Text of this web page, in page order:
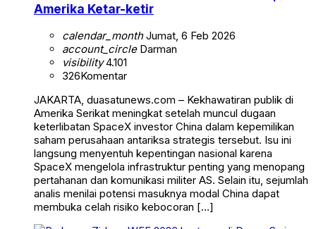
Amerika Ketar-ketir
calendar_monthJumat, 6 Feb 2026
account_circleDarman
visibility4.101
326Komentar
JAKARTA, duasatunews.com – Kekhawatiran publik di
Amerika Serikat meningkat setelah muncul dugaan
keterlibatan SpaceX investor China dalam kepemilikan
saham perusahaan antariksa strategis tersebut. Isu ini
langsung menyentuh kepentingan nasional karena
SpaceX mengelola infrastruktur penting yang menopang
pertahanan dan komunikasi militer AS. Selain itu, sejumlah
analis menilai potensi masuknya modal China dapat
membuka celah risiko kebocoran […]